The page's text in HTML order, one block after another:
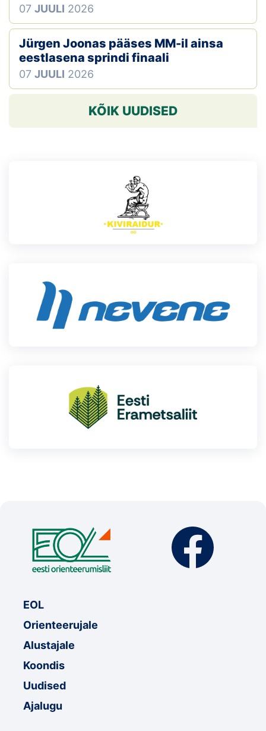
07 JUULI 2026
Jürgen Joonas pääses MM-il ainsa
eestlasena sprindi finaali
07 JUULI 2026
KÕIK UUDISED
EOL
Orienteerujale
Alustajale
Koondis
Uudised
Ajalugu